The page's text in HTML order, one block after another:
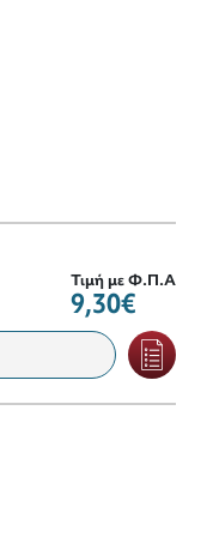
Τιμή με Φ.Π.Α
9,30€